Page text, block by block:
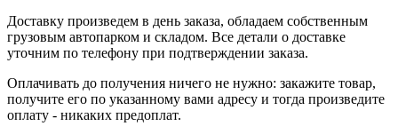
Доставку произведем в день заказа, обладаем собственным
грузовым автопарком и складом. Все детали о доставке
уточним по телефону при подтверждении заказа.
Оплачивать до получения ничего не нужно: закажите товар,
получите его по указанному вами адресу и тогда произведите
оплату - никаких предоплат.